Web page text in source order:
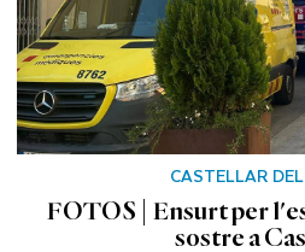
CASTELLAR
FOTOS | Ensurt per
sostre a